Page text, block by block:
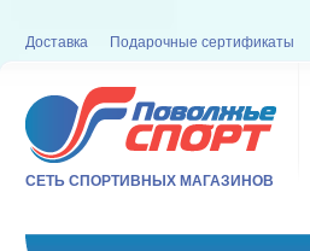
Доставка Подарочные сертификаты
СЕТЬ СПОРТИВНЫХ МАГАЗИНОВ